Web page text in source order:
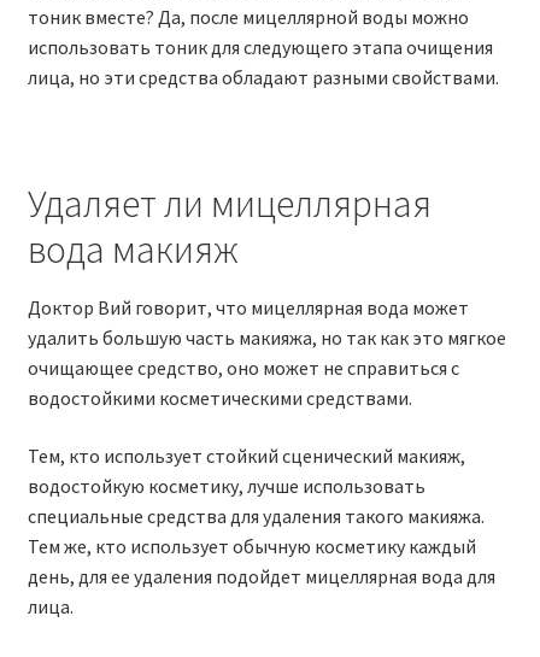
тоник вместе? Да, после мицеллярной воды можно
использовать тоник для следующего этапа очищения
лица, но эти средства обладают разными свойствами.
Удаляет ли мицеллярная
вода макияж
Доктор Вий говорит, что мицеллярная вода может
удалить большую часть макияжа, но так как это мягкое
очищающее средство, оно может не справиться с
водостойкими косметическими средствами.
Тем, кто использует стойкий сценический макияж,
водостойкую косметику, лучше использовать
специальные средства для удаления такого макияжа.
Тем же, кто использует обычную косметику каждый
день, для ее удаления подойдет мицеллярная вода для
лица.